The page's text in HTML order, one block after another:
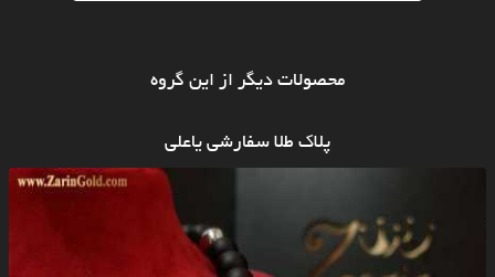
محصولات دیگر از این گروه
پلاک طلا سفارشی یاعلی